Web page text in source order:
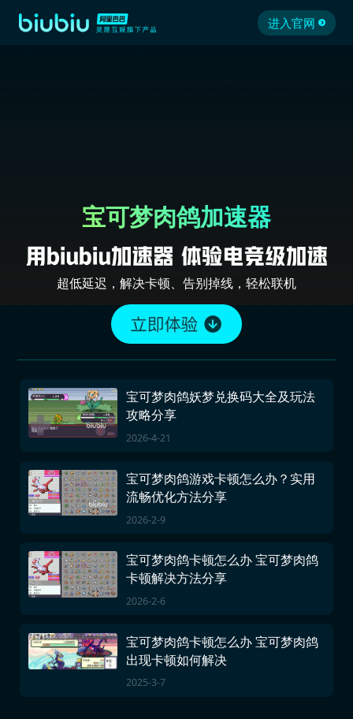
进入官网
宝可梦肉鸽加速器
超低延迟，解决卡顿、告别掉线，轻松联机
宝可梦肉鸽妖梦兑换码大全及玩法
攻略分享
2026-4-21
宝可梦肉鸽游戏卡顿怎么办？实用
流畅优化方法分享
2026-2-9
宝可梦肉鸽卡顿怎么办 宝可梦肉鸽
卡顿解决方法分享
2026-2-6
宝可梦肉鸽卡顿怎么办 宝可梦肉鸽
出现卡顿如何解决
2025-3-7